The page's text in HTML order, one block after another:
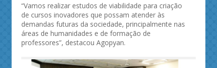
“Vamos realizar estudos de viabilidade para criação
de cursos inovadores que possam atender às
demandas futuras da sociedade, principalmente nas
áreas de humanidades e de formação de
professores”, destacou Agopyan.